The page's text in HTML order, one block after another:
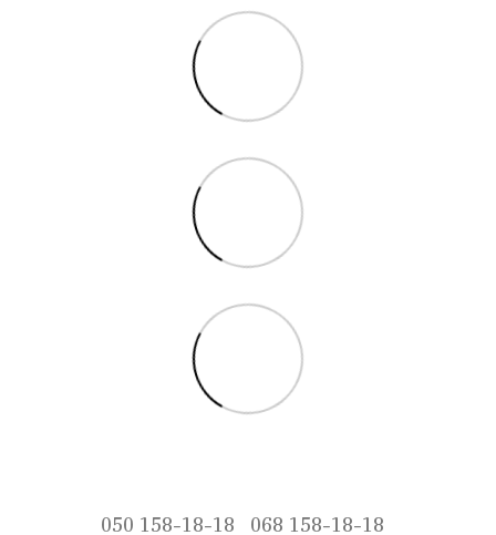
050 158-18-18 068 158-18-18